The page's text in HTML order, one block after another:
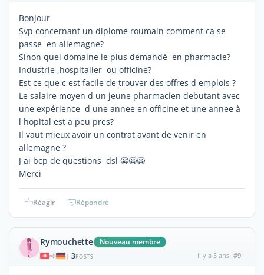
Bonjour
Svp concernant un diplome roumain comment ca se
passe en allemagne?
Sinon quel domaine le plus demandé en pharmacie?
Industrie ,hospitalier ou officine?
Est ce que c est facile de trouver des offres d emplois ?
Le salaire moyen d un jeune pharmacien debutant avec
une expérience d une annee en officine et une annee à
l hopital est a peu pres?
Il vaut mieux avoir un contrat avant de venir en
allemagne ?
J ai bcp de questions dsl 😬😬😬
Merci
Réagir Répondre
Rymouchette Nouveau membre
| 3POSTS il y a 5 ans #9